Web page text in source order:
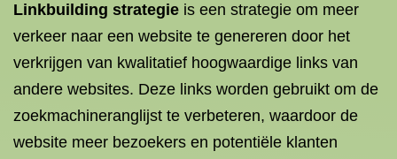
Linkbuilding strategie is een strategie om meer
verkeer naar een website te genereren door het
verkrijgen van kwalitatief hoogwaardige links van
andere websites. Deze links worden gebruikt om de
zoekmachineranglijst te verbeteren, waardoor de
website meer bezoekers en potentiële klanten